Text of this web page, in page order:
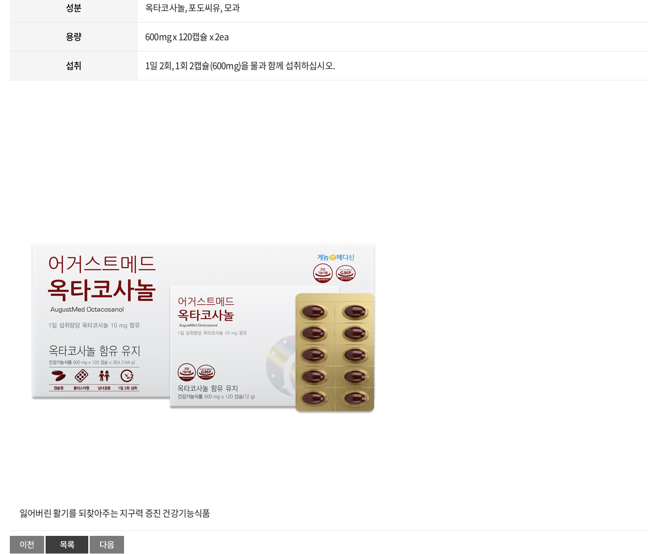
성분 옥타코사놀, 포도씨유, 모과
용량 600mg x 120캡슐 x 2ea
섭취 1일 2회, 1회 2캡슐(600mg)을 물과 함께 섭취하십시오.
잃어버린 활기를 되찾아주는 지구력 증진 건강기능식품